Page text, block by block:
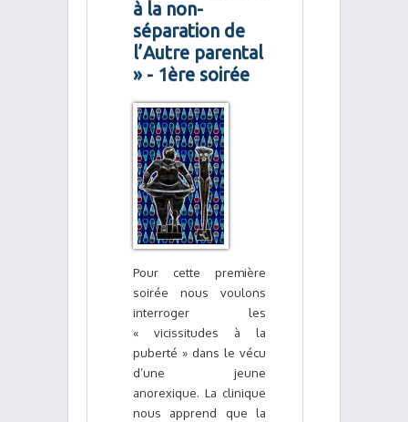
à la non-
séparation de
l’Autre parental
» - 1ère soirée
Pour cette première
soirée nous voulons
interroger les
« vicissitudes à la
puberté » dans le vécu
d’une jeune
anorexique. La clinique
nous apprend que la